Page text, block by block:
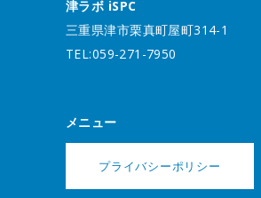
津ラボ iSPC
三重県津市栗真町屋町314-1
TEL:059-271-7950
メニュー
プライバシーポリシー